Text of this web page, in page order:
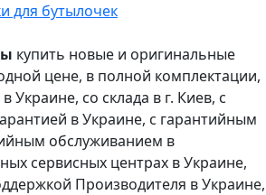
для бутылочек
купить новые и оригинальные
цене, в полной комплектации,
Украине, со склада в г. Киев, с
в Украине, с гарантийным
обслуживанием в
сервисных центрах в Украине,
Производителя в Украине,